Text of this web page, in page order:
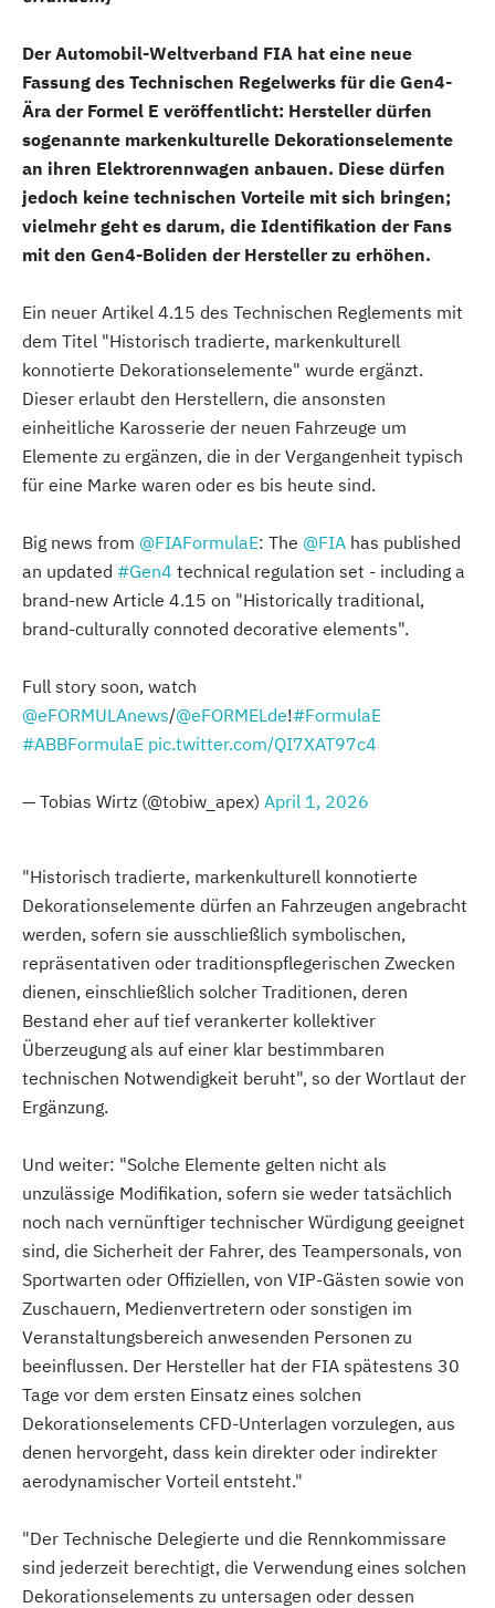
Der Automobil-Weltverband FIA hat eine neue
Fassung des Technischen Regelwerks für die Gen4-
Ära der Formel E veröffentlicht: Hersteller dürfen
sogenannte markenkulturelle Dekorationselemente
an ihren Elektrorennwagen anbauen. Diese dürfen
jedoch keine technischen Vorteile mit sich bringen;
vielmehr geht es darum, die Identifikation der Fans
mit den Gen4-Boliden der Hersteller zu erhöhen.
Ein neuer Artikel 4.15 des Technischen Reglements mit
dem Titel "Historisch tradierte, markenkulturell
konnotierte Dekorationselemente" wurde ergänzt.
Dieser erlaubt den Herstellern, die ansonsten
einheitliche Karosserie der neuen Fahrzeuge um
Elemente zu ergänzen, die in der Vergangenheit typisch
für eine Marke waren oder es bis heute sind.
Big news from @FIAFormulaE: The @FIA has published
an updated #Gen4 technical regulation set - including a
brand-new Article 4.15 on "Historically traditional,
brand-culturally connoted decorative elements".
Full story soon, watch
@eFORMULAnews/@eFORMELde!#FormulaE
#ABBFormulaE pic.twitter.com/QI7XAT97c4
— Tobias Wirtz (@tobiw_apex) April 1, 2026
"Historisch tradierte, markenkulturell konnotierte
Dekorationselemente dürfen an Fahrzeugen angebracht
werden, sofern sie ausschließlich symbolischen,
repräsentativen oder traditionspflegerischen Zwecken
dienen, einschließlich solcher Traditionen, deren
Bestand eher auf tief verankerter kollektiver
Überzeugung als auf einer klar bestimmbaren
technischen Notwendigkeit beruht", so der Wortlaut der
Ergänzung.
Und weiter: "Solche Elemente gelten nicht als
unzulässige Modifikation, sofern sie weder tatsächlich
noch nach vernünftiger technischer Würdigung geeignet
sind, die Sicherheit der Fahrer, des Teampersonals, von
Sportwarten oder Offiziellen, von VIP-Gästen sowie von
Zuschauern, Medienvertretern oder sonstigen im
Veranstaltungsbereich anwesenden Personen zu
beeinflussen. Der Hersteller hat der FIA spätestens 30
Tage vor dem ersten Einsatz eines solchen
Dekorationselements CFD-Unterlagen vorzulegen, aus
denen hervorgeht, dass kein direkter oder indirekter
aerodynamischer Vorteil entsteht."
"Der Technische Delegierte und die Rennkommissare
sind jederzeit berechtigt, die Verwendung eines solchen
Dekorationselements zu untersagen oder dessen